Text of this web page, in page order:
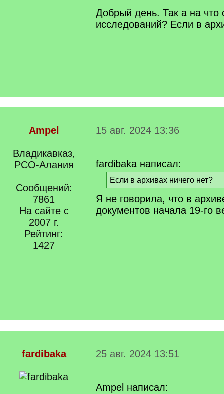
q
]
Добрый день. Так а на что
исследований? Если в
Ampel
Владикавказ,
РСО-Алания
Сообщений:
7861
На сайте с
2007 г.
Рейтинг:
1427
15 авг. 2024 13:36
fardibaka написал:
[
q
]
Если в архивах ничего нет?
[
/
q
]
Я не говорила, что в
документов начала 19-го
fardibaka 25 авг. 2024 13:51
Ampel написал: